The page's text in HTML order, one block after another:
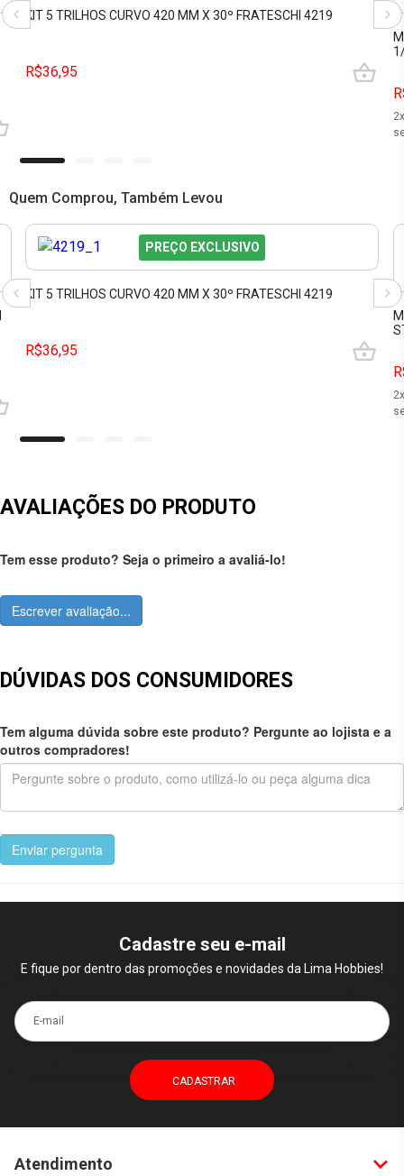
KIT 5 TRILHOS CURVO 420 MM X 30º FRATESCHI 4219
R$36,95
2
Quem Comprou, Também Levou
PREÇO EXCLUSIVO
KIT 5 TRILHOS CURVO 420 MM X 30º FRATESCHI 4219
R$36,95
2
AVALIAÇÕES DO PRODUTO
Tem esse produto? Seja o primeiro a avaliá-lo!
Escrever avaliação...
DÚVIDAS DOS CONSUMIDORES
Tem alguma dúvida sobre este produto? Pergunte ao lojista e a
outros compradores!
Enviar pergunta
Cadastre seu e-mail
E fique por dentro das promoções e novidades da Lima Hobbies!
E-mail
Atendimento